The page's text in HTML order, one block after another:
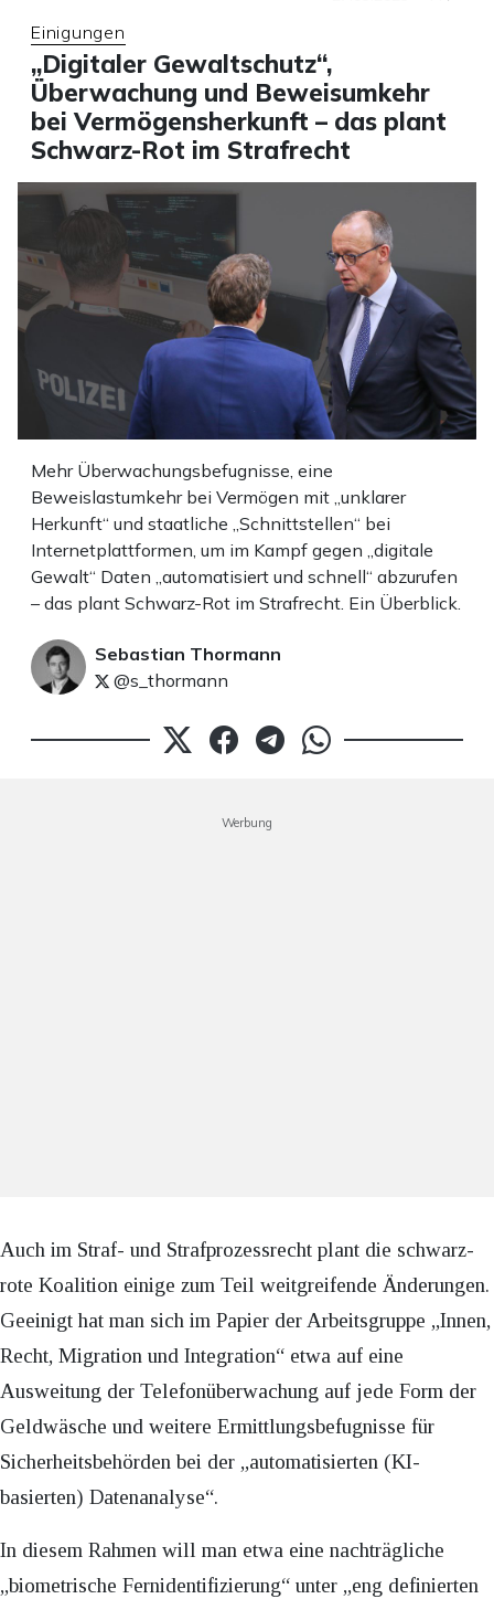
Einigungen
„Digitaler Gewaltschutz“,
Überwachung und Beweisumkehr
bei Vermögensherkunft – das plant
Schwarz-Rot im Strafrecht
Mehr Überwachungsbefugnisse, eine
Beweislastumkehr bei Vermögen mit „unklarer
Herkunft“ und staatliche „Schnittstellen“ bei
Internetplattformen, um im Kampf gegen „digitale
Gewalt“ Daten „automatisiert und schnell“ abzurufen
– das plant Schwarz-Rot im Strafrecht. Ein Überblick.
Sebastian Thormann
@s_thormann
Werbung
Auch im Straf- und Strafprozessrecht plant die schwarz-
rote Koalition einige zum Teil weitgreifende Änderungen.
Geeinigt hat man sich im Papier der Arbeitsgruppe „Innen,
Recht, Migration und Integration“ etwa auf eine
Ausweitung der Telefonüberwachung auf jede Form der
Geldwäsche und weitere Ermittlungsbefugnisse für
Sicherheitsbehörden bei der „automatisierten (KI-
basierten) Datenanalyse“.
In diesem Rahmen will man etwa eine nachträgliche
„biometrische Fernidentifizierung“ unter „eng definierten